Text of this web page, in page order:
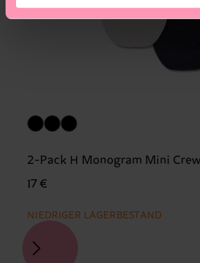
2-Pack H Monogram Mini
17 €
NIEDRIGER LAGERBESTAND